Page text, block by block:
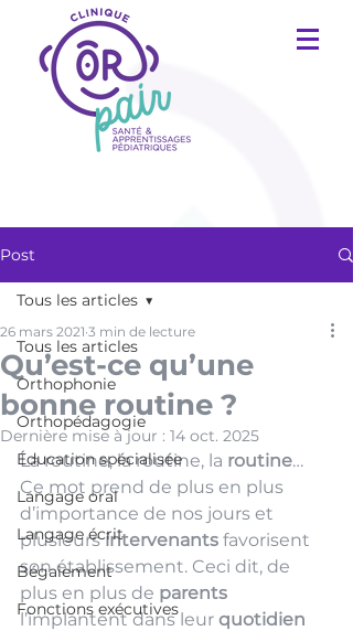
Post
Tous les articles
Orthophonie
Orthopédagogie
Éducation spécialisée
Langage oral
Langage écrit
Bégaiement
Fonctions exécutives
Tous les articles
Qu’est-ce qu’une
bonne routine ?
26 mars 2021 3 min de lecture
Dernière mise à jour : 14 oct. 2025
La routine, la routine, la routine…
Ce mot prend de plus en plus
d’importance de nos jours et
plusieurs intervenants favorisent
son établissement. Ceci dit, de
plus en plus de parents
l’implantent dans leur quotidien